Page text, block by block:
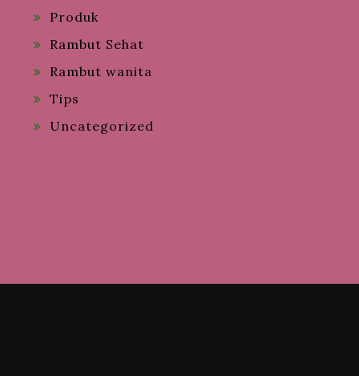
Produk
Rambut Sehat
Rambut wanita
Tips
Uncategorized